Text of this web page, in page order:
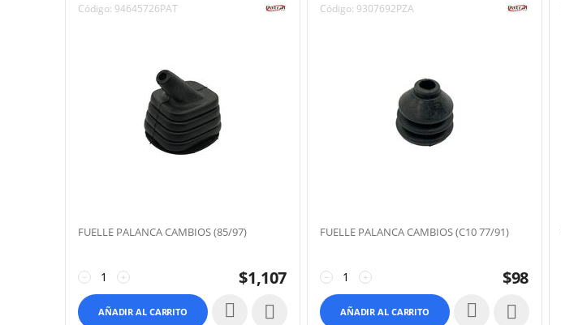
Código: 94645726PAT
FUELLE PALANCA CAMBIOS (85/97)
+
− $1,107
AÑADIR AL CARRITO 
Código: 9307692PZA
FUELLE PALANCA CAMBIOS (C10 77/91)
+
− $98
AÑADIR AL CARRITO 